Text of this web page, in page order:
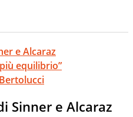
e Alcaraz
equilibrio”
Sinner e Alcaraz